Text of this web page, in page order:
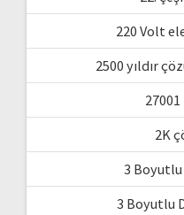
220 Volt
2500 yıldır
2K
3
3 Boyutlu